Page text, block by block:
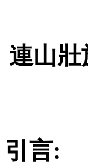
連山
引言: